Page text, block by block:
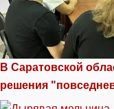
В Саратовской
решения